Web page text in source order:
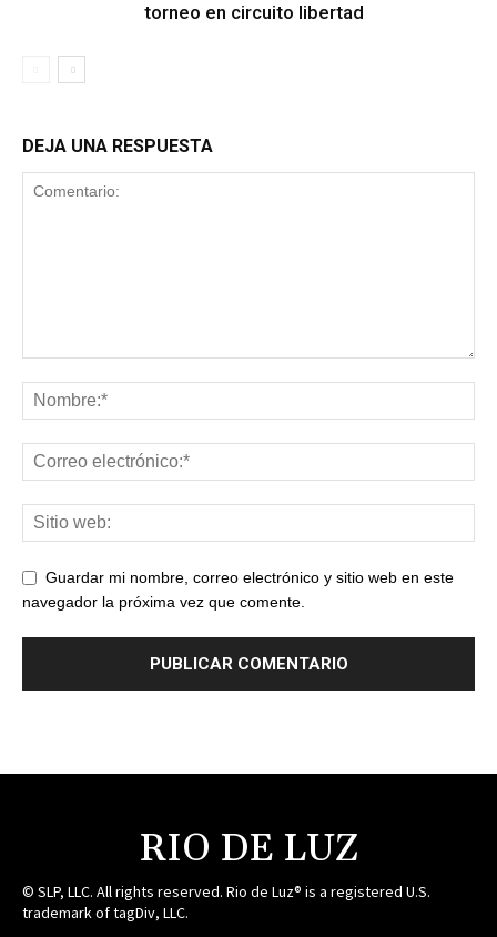
torneo en circuito libertad
DEJA UNA RESPUESTA
Guardar mi nombre, correo electrónico y sitio web en este
navegador la próxima vez que comente.
RIO DE LUZ
© SLP, LLC. All rights reserved. Rio de Luz® is a registered U.S.
trademark of tagDiv, LLC.